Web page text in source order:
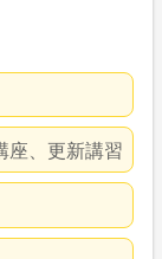
座、更新講習